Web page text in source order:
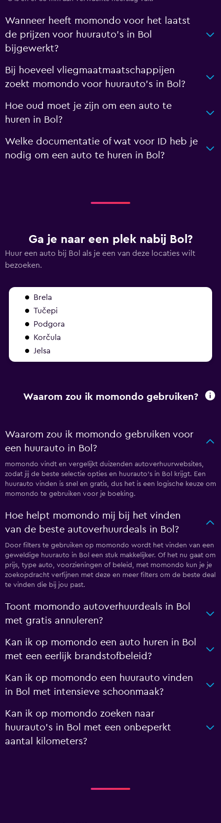
Wanneer heeft momondo voor het laatst
de prijzen voor huurauto's in Bol
bijgewerkt?
Bij hoeveel vliegmaatmaatschappijen
zoekt momondo voor huurauto's in Bol?
Hoe oud moet je zijn om een auto te
huren in Bol?
Welke documentatie of wat voor ID heb je
nodig om een auto te huren in Bol?
Ga je naar een plek nabij Bol?
Huur een auto bij Bol als je een van deze locaties wilt
bezoeken.
Brela
Tučepi
Podgora
Korčula
Jelsa
Waarom zou ik momondo gebruiken?
Waarom zou ik momondo gebruiken voor
een huurauto in Bol?
momondo vindt en vergelijkt duizenden autoverhuurwebsites,
zodat jij de beste selectie opties en huurauto's in Bol krijgt. Een
huurauto vinden is snel en gratis, dus het is een logische keuze om
momondo te gebruiken voor je boeking.
Hoe helpt momondo mij bij het vinden
van de beste autoverhuurdeals in Bol?
Door filters te gebruiken op momondo wordt het vinden van een
geweldige huurauto in Bol een stuk makkelijker. Of het nu gaat om
prijs, type auto, voorzieningen of beleid, met momondo kun je je
zoekopdracht verfijnen met deze en meer filters om de beste deal
te vinden die bij jou past.
Toont momondo autoverhuurdeals in Bol
met gratis annuleren?
Kan ik op momondo een auto huren in Bol
met een eerlijk brandstofbeleid?
Kan ik op momondo een huurauto vinden
in Bol met intensieve schoonmaak?
Kan ik op momondo zoeken naar
huurauto's in Bol met een onbeperkt
aantal kilometers?